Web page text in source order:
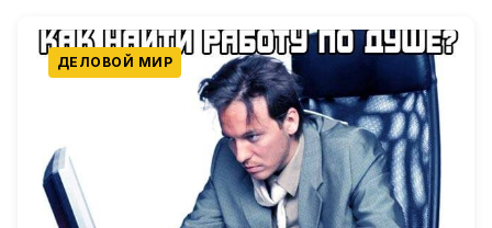
ДЕЛОВОЙ МИР